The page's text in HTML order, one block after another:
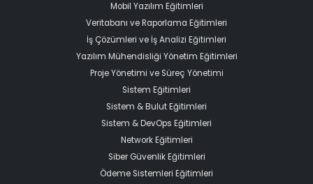
Mobil Yazılım Eğitimleri
Veritabanı ve Raporlama Eğitimleri
İş Çözümleri ve İş Analizi Eğitimleri
Yazılım Mühendisliği Yönetim Eğitimleri
Proje Yönetimi ve Süreç Yönetimi
Sistem Eğitimleri
Sistem & Bulut Eğitimleri
Sistem & DevOps Eğitimleri
Network Eğitimleri
Siber Güvenlik Eğitimleri
Ödeme Sistemleri Eğitimleri